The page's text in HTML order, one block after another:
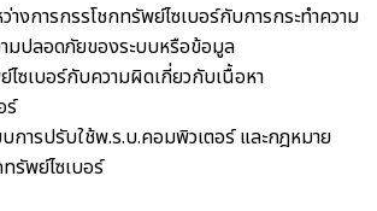
งการกรรโชกทรัพย์ไซเบอร์กับการกระทำความ
มปลอดภัยของระบบหรือข้อมูล
ไซเบอร์กับความผิดเกี่ยวกับเนื้อหา
ร์
การปรับใช้พ.ร.บ.คอมพิวเตอร์ และกฎหมาย
รัพย์ไซเบอร์